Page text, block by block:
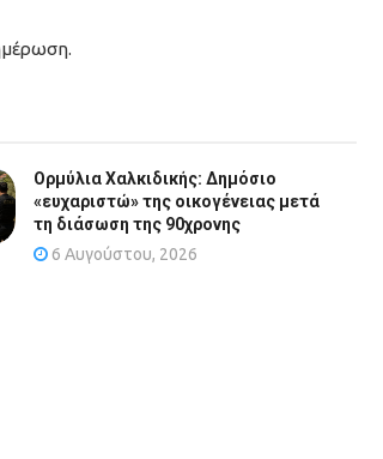
Ορμύλια Χαλκιδικής: Δημόσιο
«ευχαριστώ» της οικογένειας μετά
τη διάσωση της 90χρονης
6 Αυγούστου, 2026